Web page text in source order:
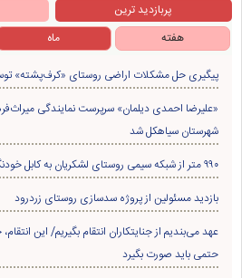
پربازدید ترین
هفته
ماه
پیگیری حل مشکلات اراضی روستای «کرف‌پشته»
«علیرضا احمدی دیلمان» سرپرست نمایندگی
شهرستان سیاهکل شد
۹۹۰ متر از شبکه سیمی روستای لشکریان به کابل خودنگهدار ارتقاء یافت
بازدید مسئولین از پروژه سدسازی روستای زردرود
عهد می‌بندیم از جنایتکاران انتقام بگیریم/ این
حتمی باید صورت بگیرد